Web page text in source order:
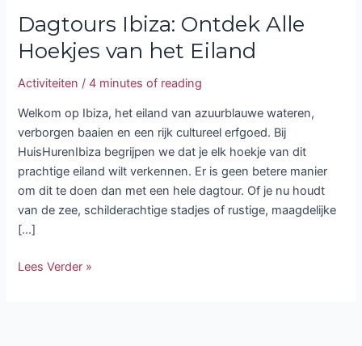
Dagtours Ibiza: Ontdek Alle
Hoekjes van het Eiland
Activiteiten /4 minutes of reading
Welkom op Ibiza, het eiland van azuurblauwe wateren,
verborgen baaien en een rijk cultureel erfgoed. Bij
HuisHurenIbiza begrijpen we dat je elk hoekje van dit
prachtige eiland wilt verkennen. Er is geen betere manier
om dit te doen dan met een hele dagtour. Of je nu houdt
van de zee, schilderachtige stadjes of rustige, maagdelijke
[…]
Lees Verder »